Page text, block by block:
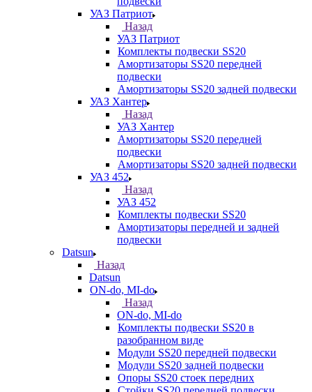
УАЗ Патриот
Назад
УАЗ Патриот
Комплекты подвески SS20
Амортизаторы SS20 передней
подвески
Амортизаторы SS20 задней подвески
УАЗ Хантер
Назад
УАЗ Хантер
Амортизаторы SS20 передней
подвески
Амортизаторы SS20 задней подвески
УАЗ 452
Назад
УАЗ 452
Комплекты подвески SS20
Амортизаторы передней и задней
подвески
Datsun
Назад
Datsun
ON-do, MI-do
Назад
ON-do, MI-do
Комплекты подвески SS20 в
разобранном виде
Модули SS20 передней подвески
Модули SS20 задней подвески
Опоры SS20 стоек передних